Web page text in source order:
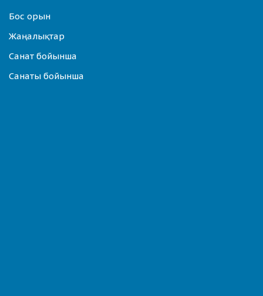
Бос орын
Жаңалықтар
Санат бойынша
Санаты бойынша